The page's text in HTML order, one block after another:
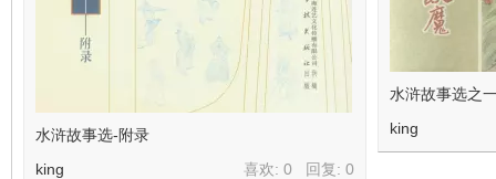
水浒故事选之
king
水浒故事选-附录
喜欢: 0 回复: 0
king